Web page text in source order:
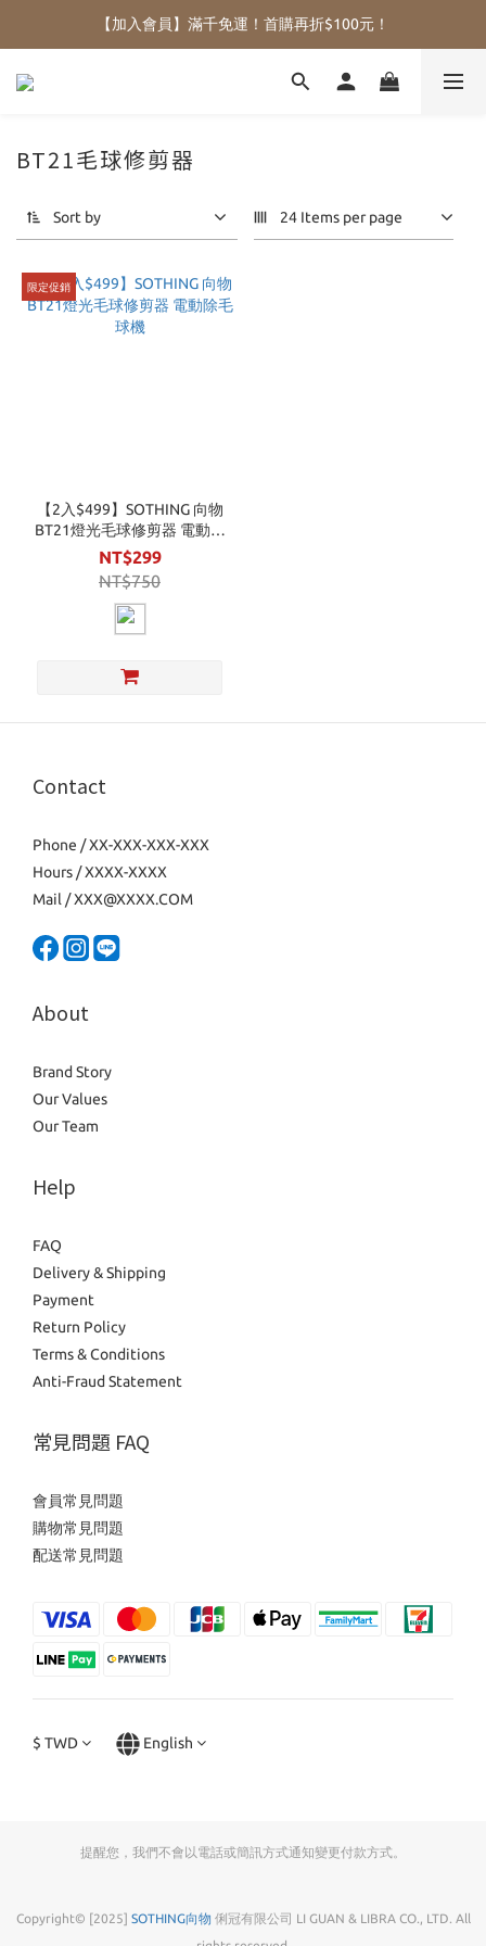
【加入會員】滿千免運！首購再折$100元！
BT21毛球修剪器
Sort by 24 Items per page
限定促銷
【2入$499】SOTHING 向物
BT21燈光毛球修剪器 電動除
毛球機
NT$299
NT$750
Contact
Phone / XX-XXX-XXX-XXX
Hours / XXXX-XXXX
Mail / XXX@XXXX.COM
About
Brand Story
Our Values
Our Team
Help
FAQ
Delivery & Shipping
Payment
Return Policy
Terms & Conditions
Anti-Fraud Statement
常見問題 FAQ
會員常見問題
購物常見問題
配送常見問題
$ TWD English
提醒您，我們不會以電話或簡訊方式通知變更付款方式。
Copyright© [2025] SOTHING向物 俐冠有限公司 LI GUAN & LIBRA CO., LTD. All